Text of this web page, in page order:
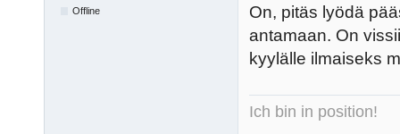
Offline
On, pitäs lyödä
antamaan. On
kyylälle ilmaiseks
Ich bin in position!